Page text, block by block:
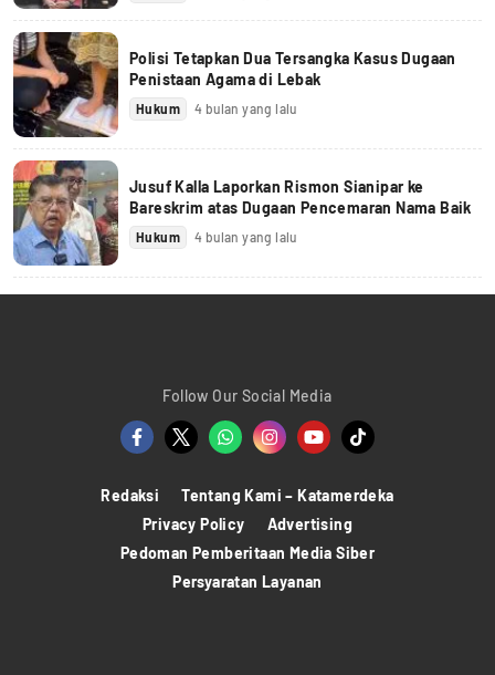
Polisi Tetapkan Dua Tersangka Kasus Dugaan
Penistaan Agama di Lebak
Hukum 4 bulan yang lalu
Jusuf Kalla Laporkan Rismon Sianipar ke
Bareskrim atas Dugaan Pencemaran Nama Baik
Hukum 4 bulan yang lalu
Follow Our Social Media
Redaksi
Tentang Kami – Katamerdeka
Privacy Policy
Advertising
Pedoman Pemberitaan Media Siber
Persyaratan Layanan